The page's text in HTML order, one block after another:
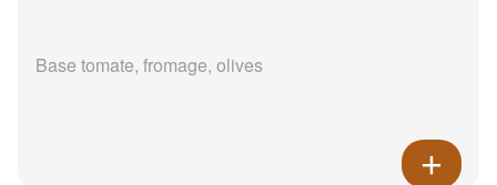
Base tomate, fromage, olives